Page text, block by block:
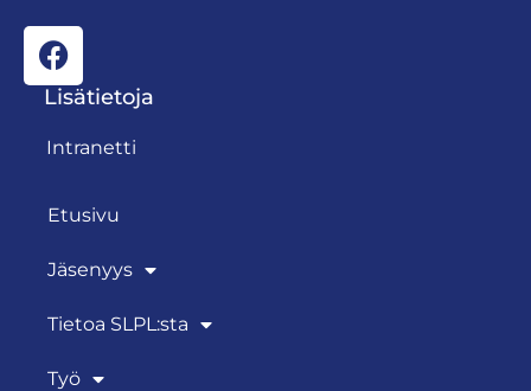
Lisätietoja
Intranetti
Etusivu
Jäsenyys
Tietoa SLPL:sta
Työ